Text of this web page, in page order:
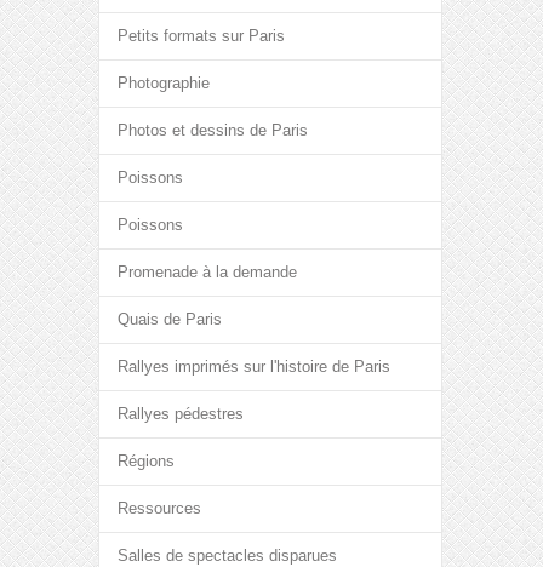
Petits formats sur Paris
Photographie
Photos et dessins de Paris
Poissons
Poissons
Promenade à la demande
Quais de Paris
Rallyes imprimés sur l'histoire de Paris
Rallyes pédestres
Régions
Ressources
Salles de spectacles disparues